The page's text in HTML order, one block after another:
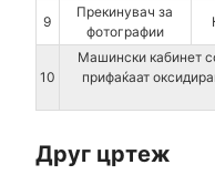
9
Прекинувач за
фотографии
10
Машински кабинет
прифаќаат
Друг цртеж